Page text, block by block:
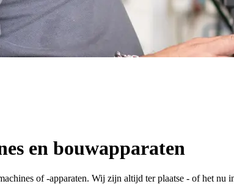
en bouwapparaten
of -apparaten. Wij zijn altijd ter plaatse - of het